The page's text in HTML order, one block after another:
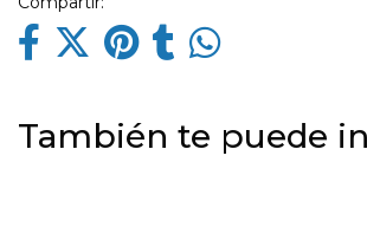
También te puede